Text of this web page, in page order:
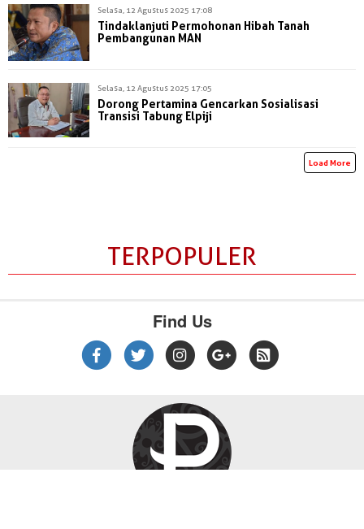
Selasa, 12 Agustus 2025 17:08
Tindaklanjuti Permohonan Hibah Tanah
Pembangunan MAN
Selasa, 12 Agustus 2025 17:05
Dorong Pertamina Gencarkan Sosialisasi
Transisi Tabung Elpiji
Load More
TERPOPULER
Find Us